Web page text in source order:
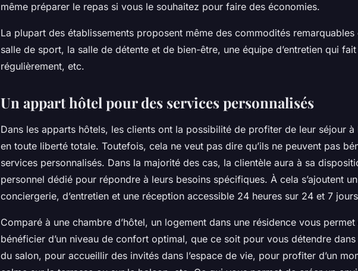
même préparer le repas si vous le souhaitez pour faire des économies.
La plupart des établissements proposent même des commodités remarquables
salle de sport, la salle de détente et de bien-être, une équipe d’entretien qui
régulièrement, etc.
Un appart hôtel pour des services personnalisés
Dans les apparts hôtels, les clients ont la possibilité de profiter de leur séjour à
en toute liberté totale. Toutefois, cela ne veut pas dire qu’ils ne peuvent pas
services personnalisés. Dans la majorité des cas, la clientèle aura à sa
personnel dédié pour répondre à leurs besoins spécifiques. À cela s’ajoutent
conciergerie, d’entretien et une réception accessible 24 heures sur 24 et 7
Comparé à une chambre d’hôtel, un logement dans une résidence vous permet
bénéficier d’un niveau de confort optimal, que ce soit pour vous détendre
du salon, pour accueillir des invités dans l’espace de vie, pour profiter d’un